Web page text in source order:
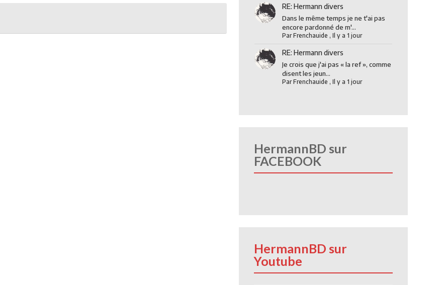
RE: Hermann divers
Dans le même temps je ne t'ai pas
encore pardonné de m'...
ParFrenchauide , Il y a 1 jour
RE: Hermann divers
Je crois que j'ai pas « la ref », comme
disent les jeun...
ParFrenchauide , Il y a 1 jour
HermannBD sur
FACEBOOK
HermannBD sur
Youtube